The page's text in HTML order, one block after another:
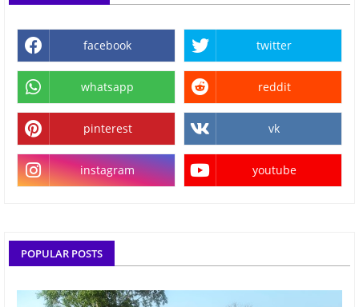
facebook twitter
whatsapp reddit
pinterest vk
instagram youtube
POPULAR POSTS